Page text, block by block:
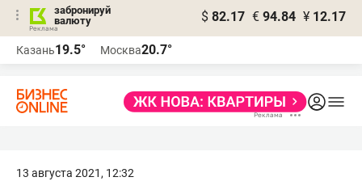
забронируй
валюту
$ 82.17 € 94.84 ¥ 12.17
Казань19.5° Москва20.7°
13 августа 2021, 12:32